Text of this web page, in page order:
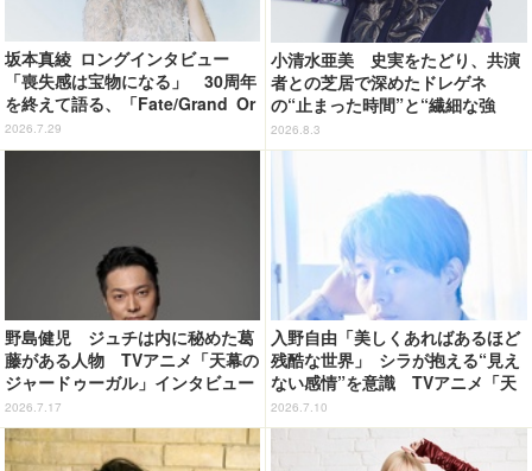
坂本真綾 ロングインタビュー
「喪失感は宝物になる」 30周年
を終えて語る、「Fate/Grand Or
der」11年の軌跡とベストアルバ
ム「余韻」
2026.7.29
小清水亜美 史実をたどり、共演
者との芝居で深めたドレゲネ
の“止まった時間”と“繊細な強
さ” TVアニメ「天幕のジャード
ゥーガル」インタビュー（９）
2026.8.3
野島健児 ジュチは内に秘めた葛
藤がある人物 TVアニメ「天幕の
ジャードゥーガル」インタビュー
（６）
2026.7.17
入野自由「美しくあればあるほど
残酷な世界」 シラが抱える“見え
ない感情”を意識 TVアニメ「天
幕のジャードゥーガル」インタビ
ュー（４）
2026.7.10